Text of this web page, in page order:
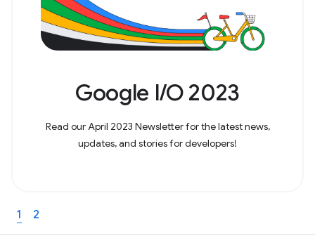
Google I/O 2023
Read our April 2023 Newsletter for the latest news,
updates, and stories for developers!
1 2